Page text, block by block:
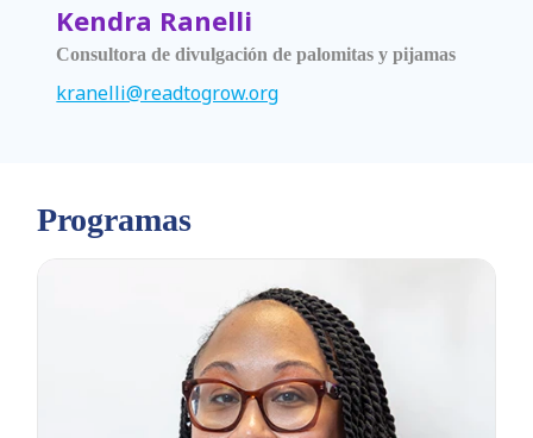
Kendra Ranelli
Consultora de divulgación de palomitas y pijamas
kranelli@readtogrow.org
Programas